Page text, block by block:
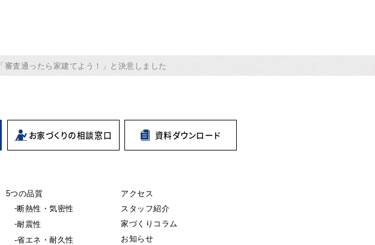
査通ったら家建てよう！」と決意しました
お家づくりの相談窓口 資料ダウンロード
5つの品質
断熱性・気密性
耐震性
省エネ・耐久性
アクセス
スタッフ紹介
家づくりコラム
お知らせ